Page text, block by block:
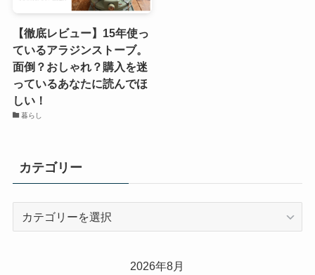
【徹底レビュー】15年使っ
ているアラジンストーブ。
面倒？おしゃれ？購入を迷
っているあなたに読んでほ
しい！
暮らし
カテゴリー
2026年8月